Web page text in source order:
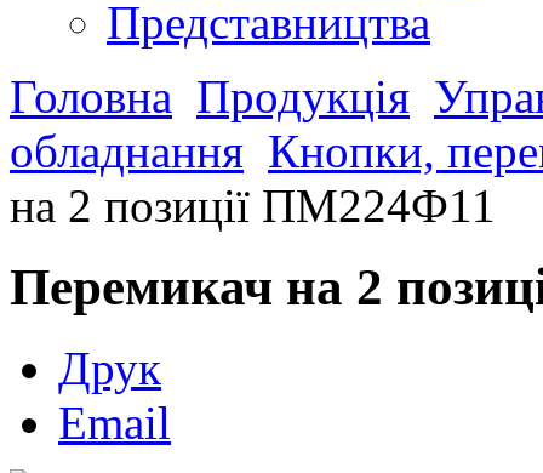
Представництва
Головна Продукція
обладнання Кнопки,
на 2 позиції ПМ224Ф11
Перемикач на 2
Друк
Email